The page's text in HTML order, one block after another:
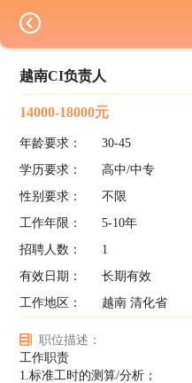
越南CI负责人
14000-18000元
年龄要求：
30-45
学历要求：
高中/中专
性别要求：
不限
工作年限：
5-10年
招聘人数：
1
有效日期：
长期有效
工作地区：
越南 清化省
职位描述：
工作职责
1.标准工时的测算/分析；